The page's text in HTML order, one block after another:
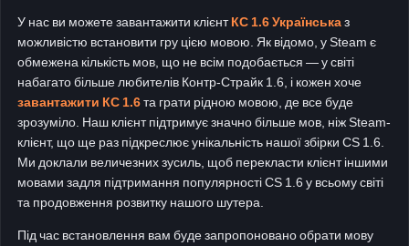
У нас ви можете завантажити клієнтКС 1.6 Українськаз
можливістю встановити гру цією мовою. Як відомо, у Steam є
обмежена кількість мов, що не всім подобається — у світі
набагато більше любителів Контр-Страйк 1.6, і кожен хоче
завантажити КС 1.6та грати рідною мовою, де все буде
зрозуміло. Наш клієнт підтримує значно більше мов, ніж Steam-
клієнт, що ще раз підкреслює унікальність нашої збірки CS 1.6.
Ми доклали величезних зусиль, щоб перекласти клієнт іншими
мовами задля підтримання популярності CS 1.6 у всьому світі
та продовження розвитку нашого шутера.
Під час встановлення вам буде запропоновано обрати мову